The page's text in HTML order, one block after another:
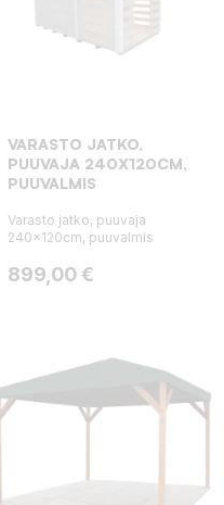
VARASTO JATKO,
PUUVAJA 240X120CM,
PUUVALMIS
Varasto jatko, puuvaja
240x120cm, puuvalmis
Hinta
899,00 €